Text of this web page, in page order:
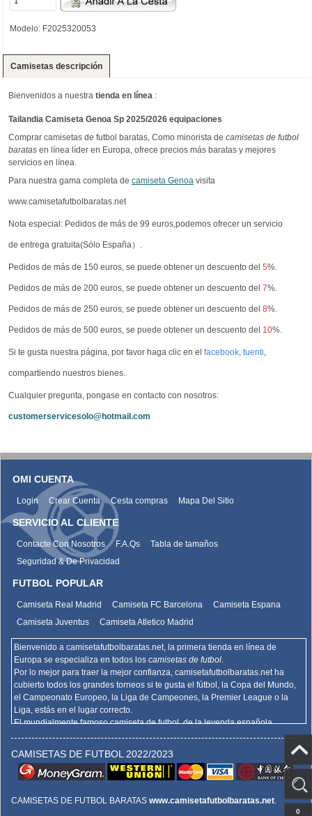
Modelo: F2025320053
Camisetas descripción
Bienvenidos a nuestra tienda en línea :
Tailandia Camiseta Genoa Sp 2025/2026 equipaciones
Comprar camisetas de futbol baratas, Como minorista de camisetas de futbol
baratas en línea líder en Europa, ofrece precios más baratas y mejores
servicios en línea.
Para nuestra gama completa de camiseta Genoa visita
www.camisetafutbolbaratas.net
Nota especial: Pedidos de más de 99 euros,podemos ofrecer un servicio
de entrega gratuita(Sólo España）.
Pedidos de más de 150 euros, se puede obtener un descuento del 5%.
Pedidos de más de 200 euros, se puede obtener un descuento del 7%.
Pedidos de más de 250 euros, se puede obtener un descuento del 8%.
Pedidos de más de 500 euros, se puede obtener un descuento del 10%.
Si te gusta nuestra página, por favor haga clic en el facebook, tuenti,
compartiendo nuestros bienes.
Cualquier pregunta, pongase en contacto con nosotros:
customerservicesolo@hotmail.com
OMI CUENTA
Login Crear Cuenta Cesta compras Mapa Del Sitio
SERVICIO AL CLIENTE
Contacte Con Nosotros F.A.Qs
Tabla de tamaños
Seguridad & De Privacidad
FUTBOL POPULAR
Camiseta Real Madrid Camiseta FC Barcelona
Camiseta Espana
Camiseta Juventus
Camiseta Atletico Madrid
Bienvenido a camisetafutbolbaratas.net, la primera tienda en línea de
Europa se especializa en todos los camisetas de futbol.
Por lo mejor para traer la mejor confianza, camisetafutbolbaratas.netha
cubierto todos los grandes torneos si te gusta el fútbol, la Copa del Mundo,
el Campeonato Europeo, la Liga de Campeones, la Premier League o la
Liga, estás en el lugar correcto.
El mundialmente famoso camiseta de futbol, de la leyenda española
Barcelona, el Real Madrid y la promoción deportiva de Madrid de la Serie A
mejorcamisetas futbol baratas.
Hemos actualizado la copia de la camiseta de fútbol en los muchos
departamentos de élite de Europa, la Bundesliga, la Liga francesa, la Liga,
la Serie A, la Premiership y más representantes.
En el ámbito internacional, también ofrecemos las últimas camisas de fútbol
CAMISETAS DE FUTBOL 2022/2023
CAMISETAS DE FUTBOL BARATAS www.camisetafutbolbaratas.net.
0